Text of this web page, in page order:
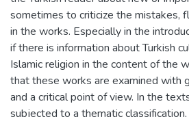
sometimes to criticize the mistakes,
in the works. Especially in the
if there is information about Turkish
Islamic religion in the content of the
that these works are examined with
and a critical point of view. In the
subjected to a thematic